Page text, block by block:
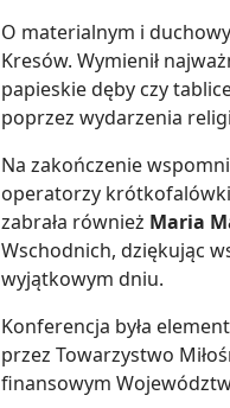
O materialnym i
Kresów. Wymienił
papieskie dęby czy
poprzez wydarzenia
Na zakończenie
operatorzy krótkofalówki
zabrała również Maria
Wschodnich, dziękując
wyjątkowym dniu.
Konferencja była
przez Towarzystwo
finansowym